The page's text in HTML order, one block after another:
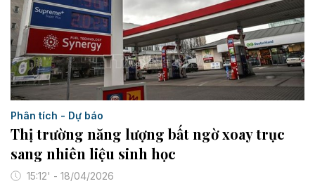
Phân tích - Dự báo
Thị trường năng lượng bất ngờ xoay trục
sang nhiên liệu sinh học
15:12' - 18/04/2026